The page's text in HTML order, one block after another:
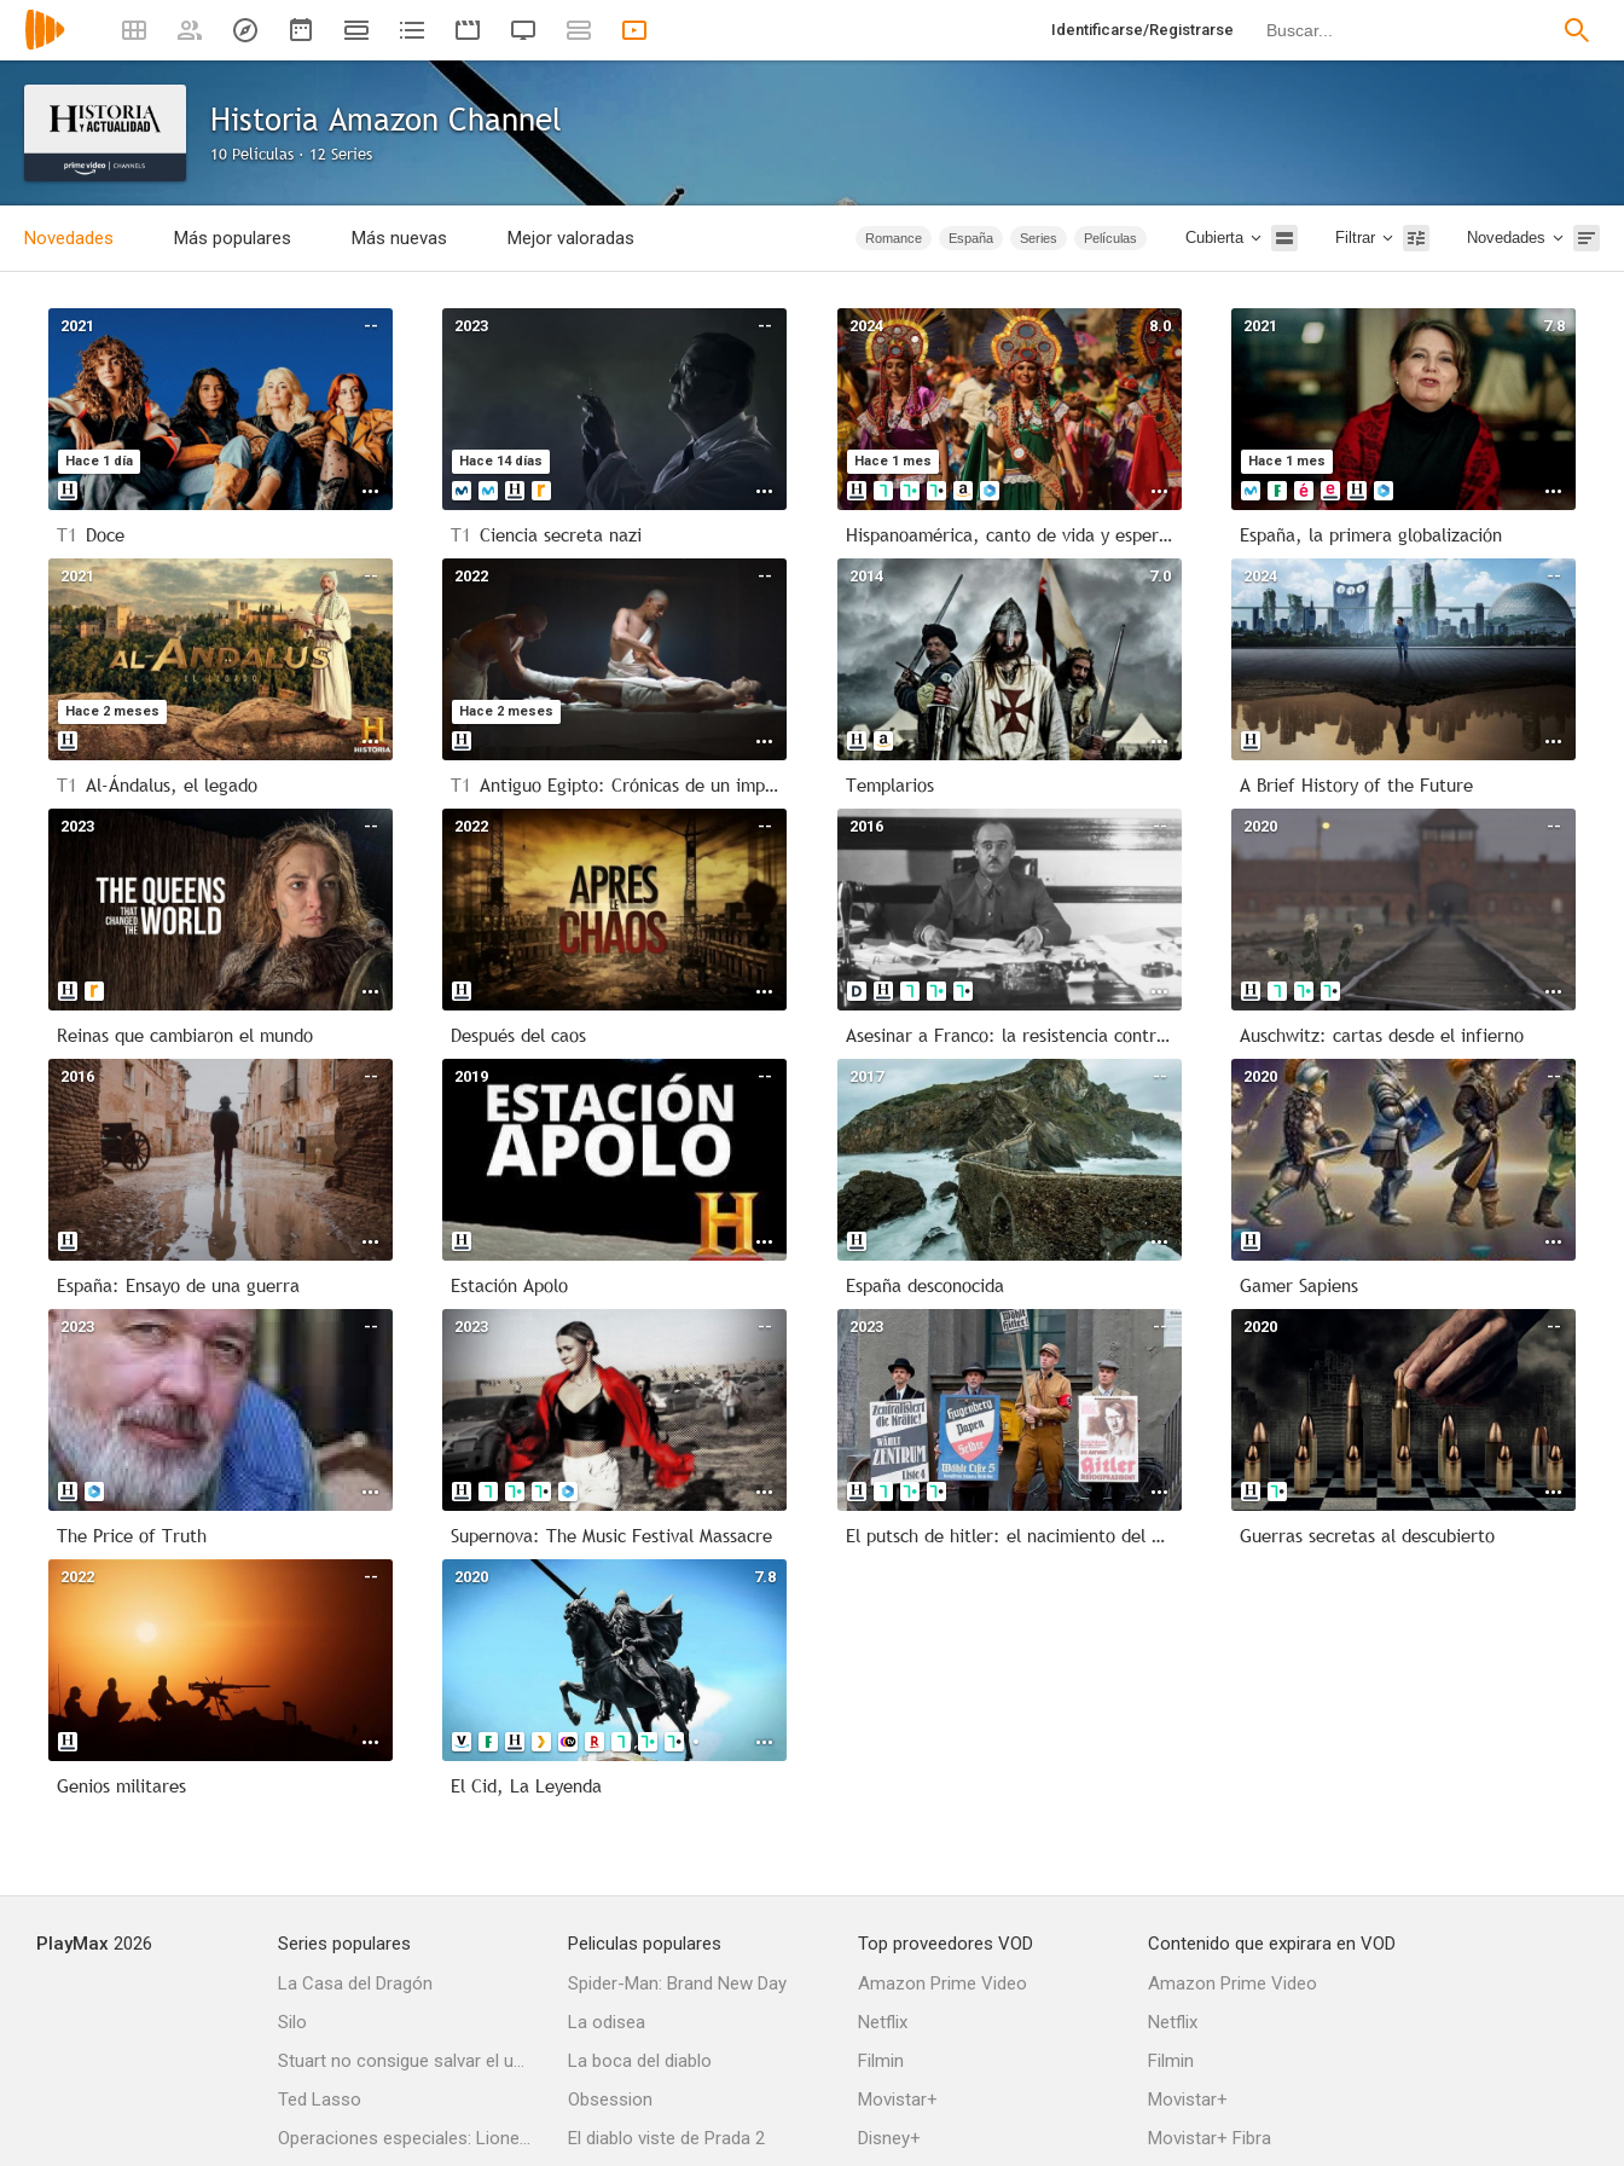
Identificarse/Registrarse
Historia Amazon Channel
10 Películas · 12 Series
Novedades Más populares Más nuevas Mejor valoradas Películas
Series
España
Romance
Terror
Animación
Infantil
1874 - 2019
1874 - 2015
Serie de TV
1967
1m
2026
Acción
40m - 1h 20m
Intriga
Cubierta Filtrar Novedades
--
Hace 1 día
2021
T1 Doce
--
Hace 14 días
2023
T1 Ciencia secreta nazi
8.0
Hace 1 mes
2024
Hispanoamérica, canto de vida y esperanza
7.8
Hace 1 mes
2021
España, la primera globalización
--
Hace 2 meses
2021
T1 Al-Ándalus, el legado
--
Hace 2 meses
2022
T1 Antiguo Egipto: Crónicas de un imperio
7.0
2014
Templarios
--
2024
A Brief History of the Future
--
2023
Reinas que cambiaron el mundo
--
2022
Después del caos
--
2016
Asesinar a Franco: la resistencia contra un dictador
--
2020
Auschwitz: cartas desde el infierno
--
2016
España: Ensayo de una guerra
--
2019
Estación Apolo
--
2017
España desconocida
--
2020
Gamer Sapiens
--
2023
The Price of Truth
--
2023
Supernova: The Music Festival Massacre
--
2023
El putsch de hitler: el nacimiento del partido nazi
--
2020
Guerras secretas al descubierto
--
2022
Genios militares
7.8
2020
El Cid, La Leyenda
PlayMax 2026
Series populares
La Casa del Dragón
Silo
Stuart no consigue salvar el universo
Ted Lasso
Operaciones especiales: Lioness
Peliculas populares
Spider-Man: Brand New Day
La odisea
La boca del diablo
Obsession
El diablo viste de Prada 2
Top proveedores VOD
Amazon Prime Video
Netflix
Filmin
Movistar+
Disney+
Contenido que expirara en VOD
Amazon Prime Video
Netflix
Filmin
Movistar+
Movistar+ Fibra